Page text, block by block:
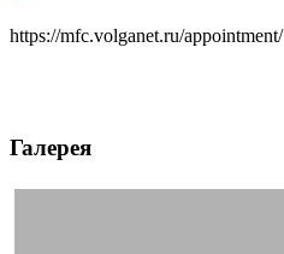
https://mfc.volganet.ru/appointment/
Галерея